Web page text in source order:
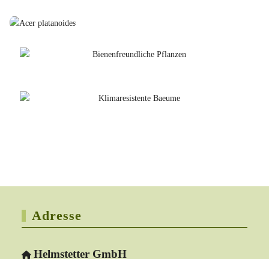
Adresse
Helmstetter GmbH